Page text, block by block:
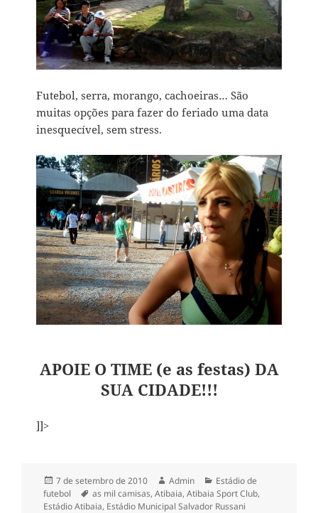
Futebol, serra, morango, cachoeiras… São
muitas opções para fazer do feriado uma data
inesquecível, sem stress.
APOIE O TIME (e as festas) DA
SUA CIDADE!!!
]]>
Publicado
em
7 de setembro de 2010 Autor
Admin Categorias
Estádio de
futebol
Tags
as mil camisas,Atibaia,Atibaia Sport Club,
Estádio Atibaia, Estádio Municipal Salvador Russani